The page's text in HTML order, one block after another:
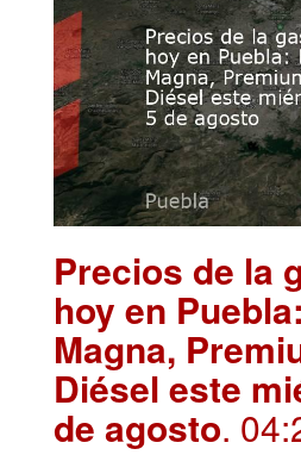
Precios de la
hoy en
Magna,
Diésel este
de agosto.